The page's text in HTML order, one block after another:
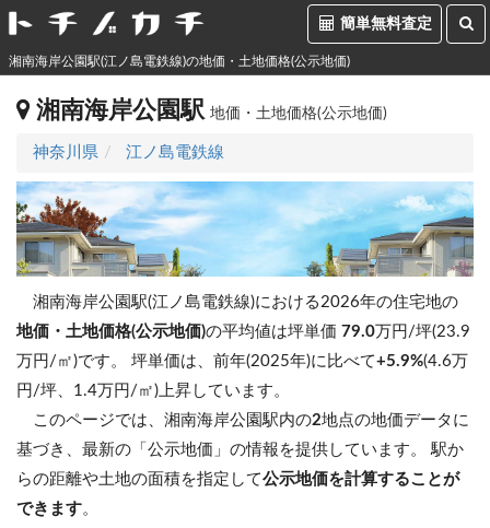
簡単無料査定
湘南海岸公園駅(江ノ島電鉄線)の地価・土地価格(公示地価)
湘南海岸公園駅 地価・土地価格(公示地価)
神奈川県 江ノ島電鉄線
湘南海岸公園駅(江ノ島電鉄線)における2026年の住宅地の
地価・土地価格(公示地価)の平均値は坪単価 79.0万円/坪(23.9
万円/㎡)です。 坪単価は、前年(2025年)に比べて+5.9%(4.6万
円/坪、1.4万円/㎡)上昇しています。
このページでは、湘南海岸公園駅内の2地点の地価データに
基づき、最新の「公示地価」の情報を提供しています。 駅か
らの距離や土地の面積を指定して公示地価を計算することが
できます。